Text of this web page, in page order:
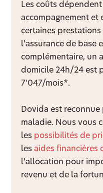
Les coûts
accompagnement et
certaines
l’assurance de base
complémentaire, un
domicile 24h/24 est
7’047/mois*.
Dovida est reconnue
maladie. Nous vous
les possibilités de
lesaides financières
l’allocation pour
revenu et de la